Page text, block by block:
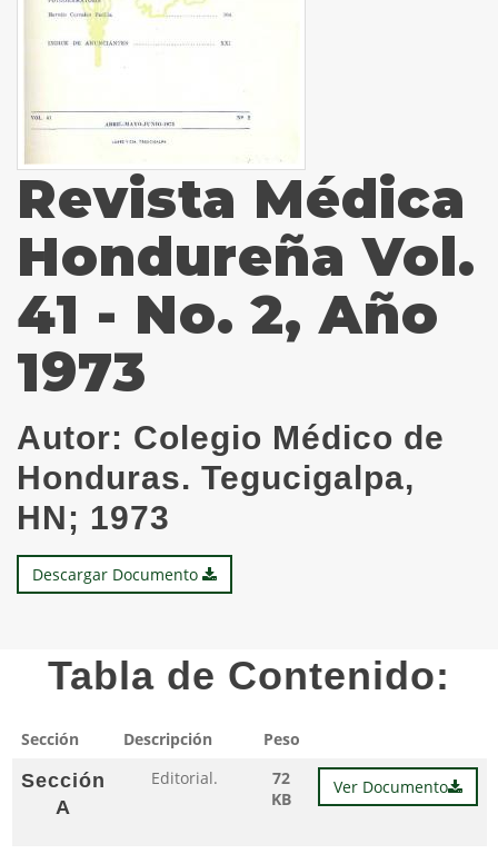
Revista Médica
Hondureña Vol.
41 - No. 2, Año
1973
Autor: Colegio Médico de
Honduras. Tegucigalpa,
HN; 1973
Descargar Documento
Tabla de Contenido:
Sección Descripción Peso
Sección
A
Editorial.
72
KB
Ver Documento